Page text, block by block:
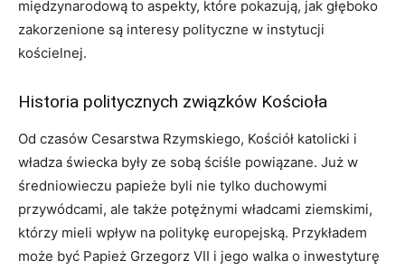
międzynarodową to aspekty, które pokazują, jak głęboko
zakorzenione są interesy polityczne w instytucji
kościelnej.
Historia politycznych związków Kościoła
Od czasów Cesarstwa Rzymskiego, Kościół katolicki i
władza świecka były ze sobą ściśle powiązane. Już w
średniowieczu papieże byli nie tylko duchowymi
przywódcami, ale także potężnymi władcami ziemskimi,
którzy mieli wpływ na politykę europejską. Przykładem
może być Papież Grzegorz VII i jego walka o inwestyturę